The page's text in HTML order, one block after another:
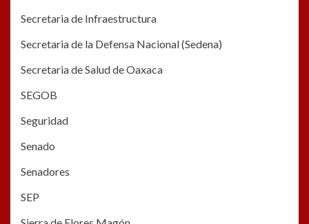
Secretaria de Infraestructura
Secretaria de la Defensa Nacional (Sedena)
Secretaria de Salud de Oaxaca
SEGOB
Seguridad
Senado
Senadores
SEP